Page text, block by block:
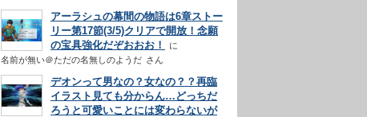
アーラシュの幕間の物語は6章ストー
リー第17節(3/5)クリアで開放！念願
の宝具強化だぞおおお！
名前が無い＠ただの名無しのようだ さん
デオンって男なの？女なの？？再臨
イラスト見ても分からん…どっちだ
ろうと可愛いことには変わらないが